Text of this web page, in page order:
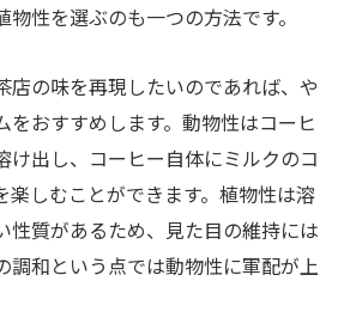
性を選ぶのも一つの方法です。
店の味を再現したいのであれば、や
をおすすめします。動物性はコーヒ
け出し、コーヒー自体にミルクのコ
楽しむことができます。植物性は溶
性質があるため、見た目の維持には
調和という点では動物性に軍配が上